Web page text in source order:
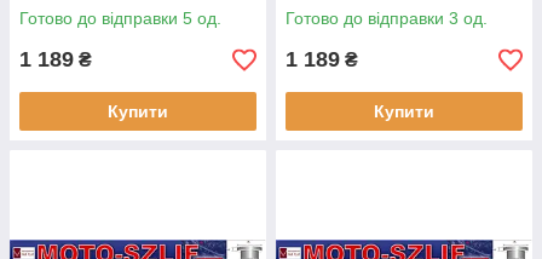
Готово до відправки 5 од.
1 189 ₴
Купити
Готово до відправки 3 од.
1 189 ₴
Купити